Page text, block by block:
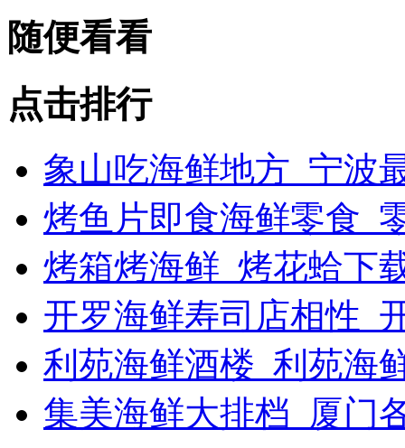
随便看看
点击排行
象山吃海鲜地方_宁波
烤鱼片即食海鲜零食_
烤箱烤海鲜_烤花蛤下
开罗海鲜寿司店相性_
利苑海鲜酒楼_利苑海
集美海鲜大排档_厦门